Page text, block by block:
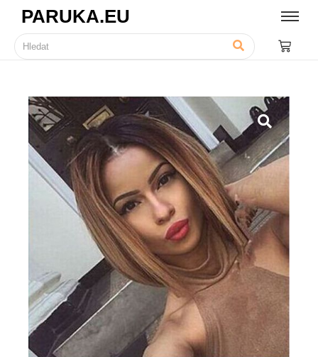
PARUKA.EU